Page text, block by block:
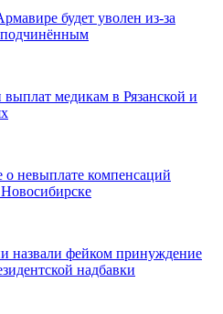
будет уволен из-за
медикам в Рязанской и
невыплате компенсаций
назвали фейком принуждение
надбавки